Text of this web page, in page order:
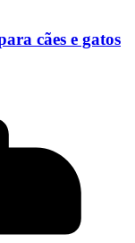
cães e gatos